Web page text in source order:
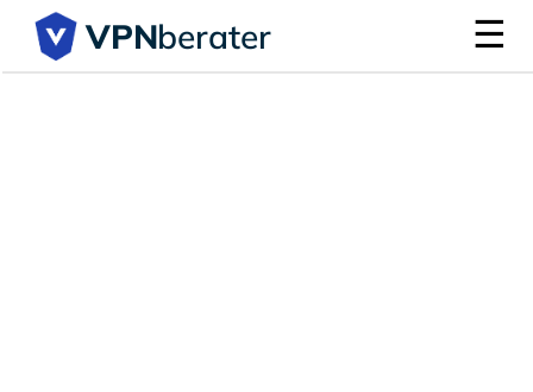
VPNberater ☰